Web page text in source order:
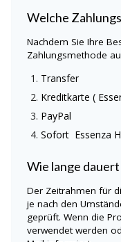
Welche
Nachdem Sie Ihre
Zahlungsmethode
Transfer
Kreditkarte (
PayPal
Sofort Essenza
Wie lange
Der Zeitrahmen für
je nach den
geprüft. Wenn die
verwendet werden